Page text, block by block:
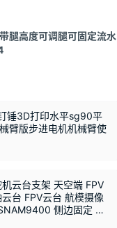
腿高度可调腿可固定流水
锤3D打印水平sg90平
臂版步进电机机械臂使
云台支架 天空端 FPV
台 FPV云台 航模摄像
侧边固定 不